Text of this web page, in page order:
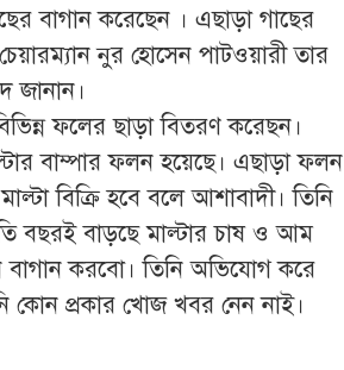
বাগান করেছেন । এছাড়া গাছের
নুর হোসেন পাটওয়ারী তার
জানান।
ফলের ছাড়া বিতরণ করেছন।
বাম্পার ফলন হয়েছে। এছাড়া ফলন
বিক্রি হবে বলে আশাবাদী। তিনি
বছরই বাড়ছে মাল্টার চাষ ও আম
করবো। তিনি অভিযোগ করে
কোন প্রকার খোজ খবর নেন নাই।